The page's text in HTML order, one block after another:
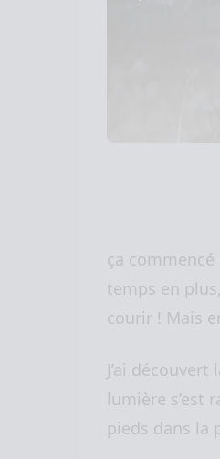
ça
temps en
courir ! Mais
J’ai
lumière s’est
pieds dans la